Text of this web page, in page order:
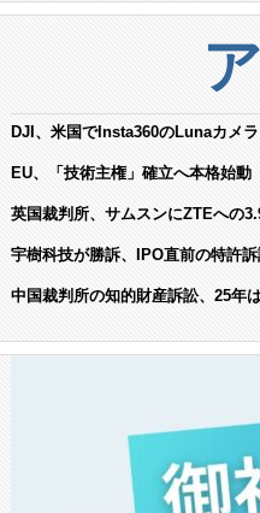
DJI、米国でInsta360のLunaカメ
EU、「技術主権」確立へ本格始
英国裁判所、サムスンにZTEへの
宇樹科技が勝訴、IPO直前の特許
中国裁判所の知的財産訴訟、25